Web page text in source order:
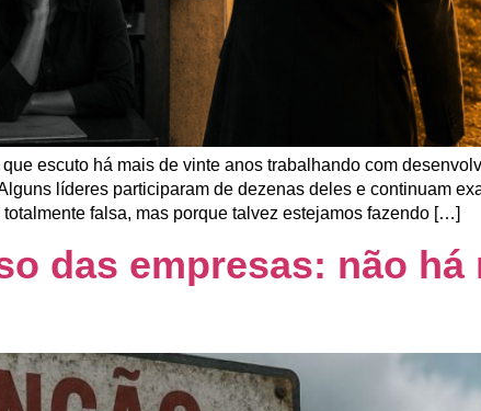
escuto há mais de vinte anos trabalhando com
líderes participaram de dezenas deles e continuam
falsa, mas porque talvez estejamos fazendo […]
das empresas: não há